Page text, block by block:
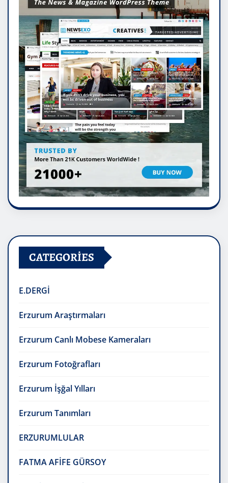
CATEGORIES
E.DERGİ
Erzurum Araştırmaları
Erzurum Canlı Mobese Kameraları
Erzurum Fotoğrafları
Erzurum İşğal Yılları
Erzurum Tanımları
ERZURUMLULAR
FATMA AFİFE GÜRSOY